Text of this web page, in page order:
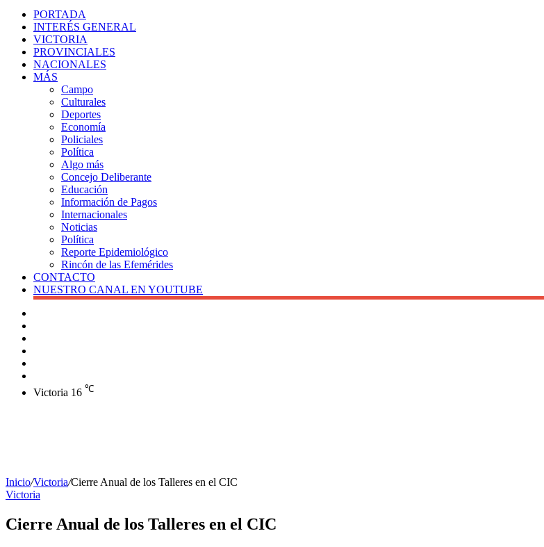
PORTADA
INTERÉS GENERAL
VICTORIA
PROVINCIALES
NACIONALES
MÁS
Campo
Culturales
Deportes
Economía
Policiales
Política
Algo más
Concejo Deliberante
Educación
Información de Pagos
Internacionales
Noticias
Política
Reporte Epidemiológico
Rincón de las Efemérides
CONTACTO
NUESTRO CANAL EN YOUTUBE
Victoria 16 ℃
Inicio/Victoria/Cierre Anual de los Talleres en el CIC
Victoria
Cierre Anual de los Talleres en el CIC